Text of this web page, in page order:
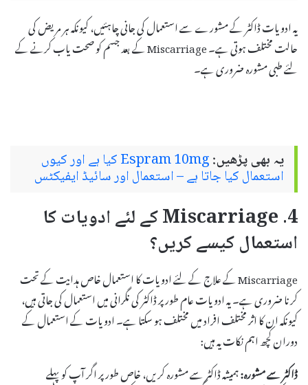
یہ ادویات ڈاکٹر کے مشورے سے استعمال کی جانی چاہئیں، کیونکہ ہر مریض کی
حالت مختلف ہوتی ہے۔ Miscarriage کے بعد جسم کو صحت یاب کرنے کے
لئے طبی مشورہ ضروری ہے۔
یہ بھی پڑھیں: Espram 10mg کیا ہے اور کیوں
استعمال کیا جاتا ہے – استعمال اور سائیڈ ایفیکٹس
4. Miscarriage کے لئے ادویات کا
استعمال کیسے کریں؟
Miscarriage کے علاج کے لئے ادویات کا استعمال خاص ہدایت کے تحت
کرنا ضروری ہے۔ یہ ادویات عام طور پر ڈاکٹر کی نگرانی میں استعمال کی جاتی ہیں،
کیونکہ ان کا اثر مختلف افراد میں مختلف ہو سکتا ہے۔ ادویات کے استعمال کے
دوران کچھ اہم نکات یہ ہیں:
ڈاکٹر سے مشورہ:ہمیشہ ڈاکٹر سے مشورہ کریں، خاص طور پر اگر آپ کو پہلے